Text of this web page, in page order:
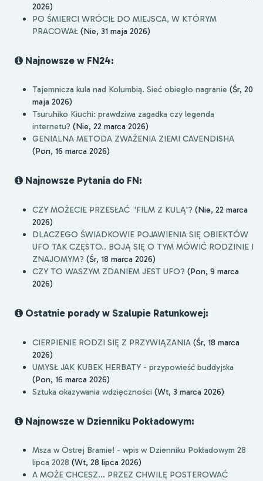
2026)
PO ŚMIERCI WRÓCIŁ DO MIEJSCA, W KTÓRYM
PRACOWAŁ (Nie, 31 maja 2026)
Najnowsze w FN24:
Tajemnicza kula nad Kolumbią. Sieć obiegło nagranie (Śr, 20
maja 2026)
Tsuruhiko Kiuchi: prawdziwa zagadka czy legenda
internetu? (Nie, 22 marca 2026)
GENIALNA METODA ZWAŻENIA ZIEMI CAVENDISHA
(Pon, 16 marca 2026)
Najnowsze Pytania do FN:
CZY MOŻECIE PRZESŁAĆ 'FILM Z KULĄ'? (Nie, 22 marca
2026)
DLACZEGO ŚWIADKOWIE POJAWIENIA SIĘ OBIEKTÓW
UFO TAK CZĘSTO.. BOJĄ SIĘ O TYM MÓWIĆ RODZINIE I
ZNAJOMYM? (Śr, 18 marca 2026)
CZY TO WASZYM ZDANIEM JEST UFO? (Pon, 9 marca
2026)
Ostatnie porady w Szalupie Ratunkowej:
CIERPIENIE RODZI SIĘ Z PRZYWIĄZANIA (Śr, 18 marca
2026)
UMYSŁ JAK KUBEK HERBATY - przypowieść buddyjska
(Pon, 16 marca 2026)
Sztuka okazywania wdzięczności (Wt, 3 marca 2026)
Najnowsze w Dzienniku Pokładowym:
Msza w Ostrej Bramie! - wpis w Dzienniku Pokładowym 28
lipca 2028 (Wt, 28 lipca 2026)
A MOŻE CHCESZ... PRZEZ CHWILĘ POSTEROWAĆ